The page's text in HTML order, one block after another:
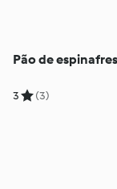
Pão de
3 (3)